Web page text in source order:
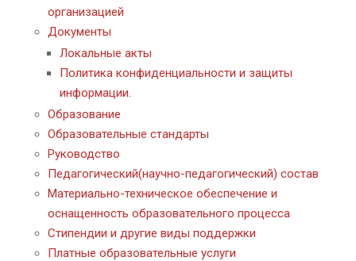
организацией
Документы
Локальные акты
Политика конфиденциальности и защиты
информации.
Образование
Образовательные стандарты
Руководство
Педагогический(научно-педагогический) состав
Материально-техническое обеспечение и
оснащенность образовательного процесса
Стипендии и другие виды поддержки
Платные образовательные услуги